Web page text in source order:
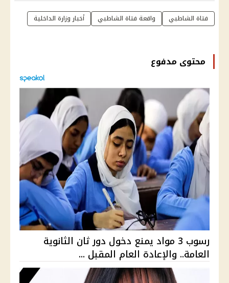
فتاة الشاطبي واقعة فتاة الشاطبي أخبار وزارة الداخلية
محتوى مدفوع
رسوب 3 مواد يمنع دخول دور ثان الثانوية
العامة.. والإعادة العام المقبل ...